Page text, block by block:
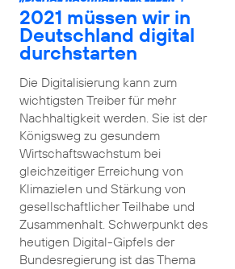
2021 müssen wir in
Deutschland digital
durchstarten
Die Digitalisierung kann zum
wichtigsten Treiber für mehr
Nachhaltigkeit werden. Sie ist der
Königsweg zu gesundem
Wirtschaftswachstum bei
gleichzeitiger Erreichung von
Klimazielen und Stärkung von
gesellschaftlicher Teilhabe und
Zusammenhalt. Schwerpunkt des
heutigen Digital-Gipfels der
Bundesregierung ist das Thema